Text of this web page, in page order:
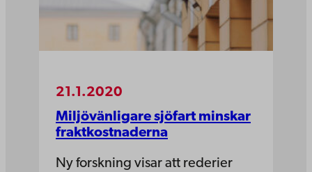
21.1.2020
Miljövänligare sjöfart minskar
fraktkostnaderna
Ny forskning visar att rederier